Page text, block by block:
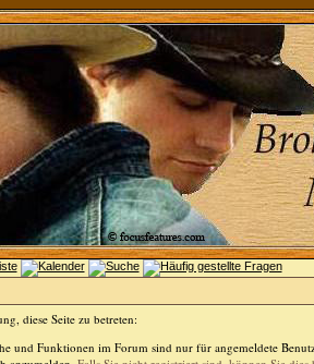
diese Seite zu betreten:
und Funktionen im Forum sind nur für angemeldete